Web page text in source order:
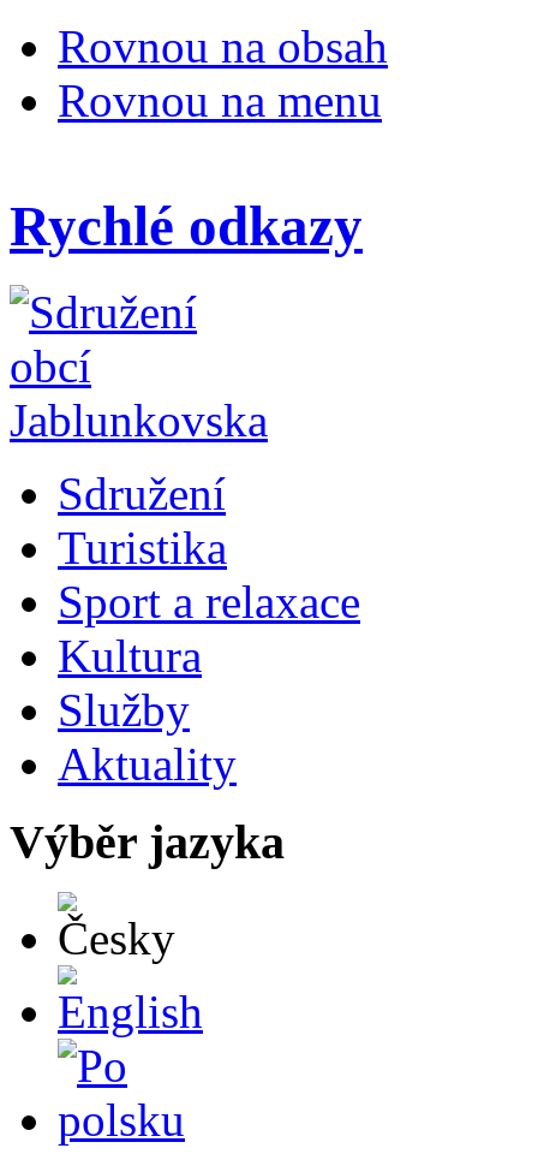
Rovnou na obsah
Rovnou na menu
Rychlé odkazy
Sdružení
Turistika
Sport a relaxace
Kultura
Služby
Aktuality
Výběr jazyka